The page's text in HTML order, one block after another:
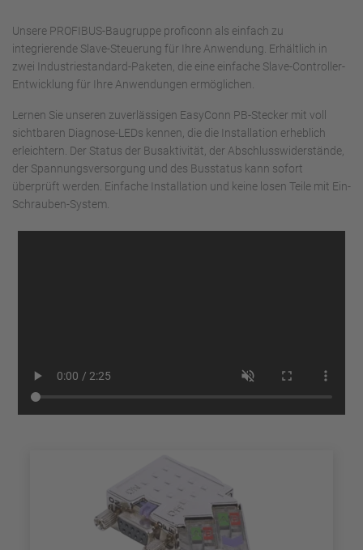
Unsere PROFIBUS-Baugruppe proficonn als einfach zu
integrierende Slave-Steuerung für Ihre Anwendung. Erhältlich in
zwei Industriestandard-Paketen, die eine einfache Slave-Controller-
Entwicklung für Ihre Anwendungen ermöglichen.
Lernen Sie unseren zuverlässigen EasyConn PB-Stecker mit voll
sichtbaren Diagnose-LEDs kennen, die die Installation erheblich
erleichtern. Der Status der Busaktivität, der Abschlusswiderstände,
der Spannungsversorgung und des Busstatus kann sofort
überprüft werden. Einfache Installation und keine losen Teile mit Ein-
Schrauben-System.